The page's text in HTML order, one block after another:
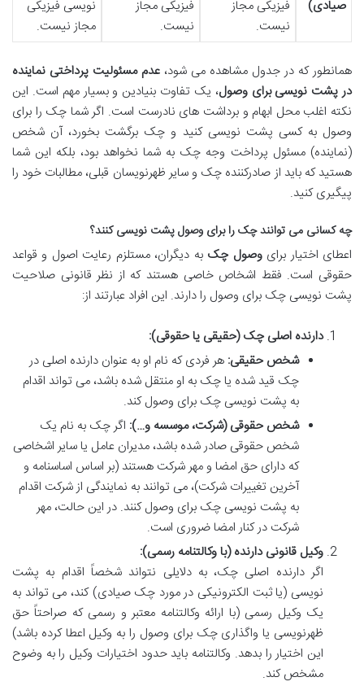
صیادی)
فیزیکی مجاز
نیست.
فیزیکی مجاز
نیست.
نویسی فیزیکی
مجاز نیست.
همانطور که در جدول مشاهده می شود، عدم مسئولیت پرداختی نماینده
در پشت نویسی برای وصول، یک تفاوت بنیادین و بسیار مهم است. این
نکته اغلب محل ابهام و برداشت های نادرست است. اگر شما چک را برای
وصول به کسی پشت نویسی کنید و چک برگشت بخورد، آن شخص
(نماینده) مسئول پرداخت وجه چک به شما نخواهد بود، بلکه این شما
هستید که باید از صادرکننده چک و سایر ظهرنویسان قبلی، مطالبات خود را
پیگیری کنید.
چه کسانی می توانند چک را برای وصول پشت نویسی کنند؟
اعطای اختیار برایوصول چک به دیگران، مستلزم رعایت اصول و قواعد
حقوقی است. فقط اشخاص خاصی هستند که از نظر قانونی صلاحیت
پشت نویسی چک برای وصول را دارند. این افراد عبارتند از:
دارنده اصلی چک (حقیقی یا حقوقی):
شخص حقیقی: هر فردی که نام او به عنوان دارنده اصلی در
چک قید شده یا چک به او منتقل شده باشد، می تواند اقدام
به پشت نویسی چک برای وصول کند.
شخص حقوقی (شرکت، موسسه و…): اگر چک به نام یک
شخص حقوقی صادر شده باشد، مدیران عامل یا سایر اشخاصی
که دارای حق امضا و مهر شرکت هستند (بر اساس اساسنامه و
آخرین تغییرات شرکت)، می توانند به نمایندگی از شرکت اقدام
به پشت نویسی چک برای وصول کنند. در این حالت، مهر
شرکت در کنار امضا ضروری است.
وکیل قانونی دارنده (با وکالتنامه رسمی):
اگر دارنده اصلی چک، به دلایلی نتواند شخصاً اقدام به پشت
نویسی (یا ثبت الکترونیکی در مورد چک صیادی) کند، می تواند به
یک وکیل رسمی (با ارائه وکالتنامه معتبر و رسمی که صراحتاً حق
ظهرنویسی یا واگذاری چک برای وصول را به وکیل اعطا کرده باشد)
این اختیار را بدهد. وکالتنامه باید حدود اختیارات وکیل را به وضوح
مشخص کند.